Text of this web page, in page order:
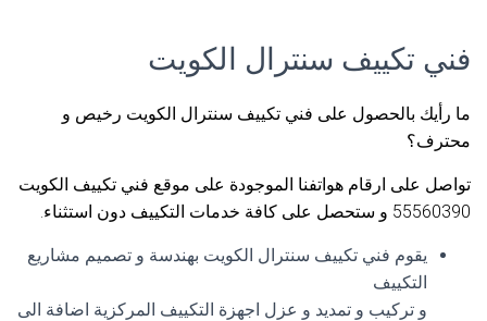
فني تكييف سنترال الكويت
ما رأيك بالحصول على فني تكييف سنترال الكويت رخيص و
محترف؟
تواصل على ارقام هواتفنا الموجودة على موقع فني تكييف الكويت
55560390 و ستحصل على كافة خدمات التكييف دون استثناء.
يقوم فني تكييف سنترال الكويت بهندسة و تصميم مشاريع
التكييف
و تركيب و تمديد و عزل اجهزة التكييف المركزية اضافة الى